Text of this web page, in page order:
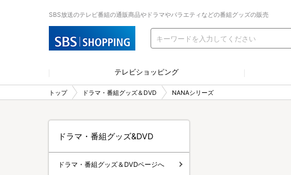
SBS放送のテレビ番組の通販商品やドラマやバラエティなどの番組グッズの販売
テレビショッピング
トップ ドラマ・番組グッズ＆DVD NANAシリーズ
ドラマ・番組グッズ&DVD
ドラマ・番組グッズ＆DVDページへ